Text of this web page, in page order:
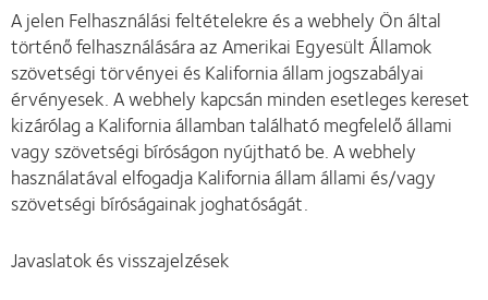
A jelen Felhasználási feltételekre és a webhely Ön által
történő felhasználására az Amerikai Egyesült Államok
szövetségi törvényei és Kalifornia állam jogszabályai
érvényesek. A webhely kapcsán minden esetleges kereset
kizárólag a Kalifornia államban található megfelelő állami
vagy szövetségi bíróságon nyújtható be. A webhely
használatával elfogadja Kalifornia állam állami és/vagy
szövetségi bíróságainak joghatóságát.
Javaslatok és visszajelzések